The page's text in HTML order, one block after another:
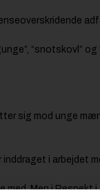
“snotskovl” og
sig mod unge
i arbejdet
Men i Respekt